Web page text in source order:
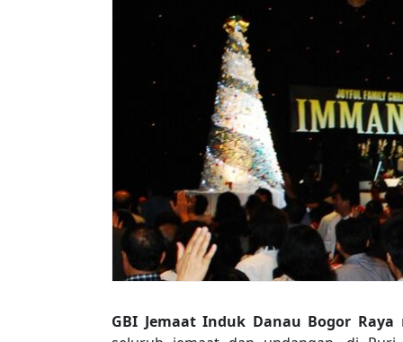
GBI Jemaat Induk Danau Bogor Raya